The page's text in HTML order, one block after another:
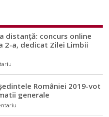
distanță: concurs online
2-a, dedicat Zilei Limbii
României 2019-vot
generale